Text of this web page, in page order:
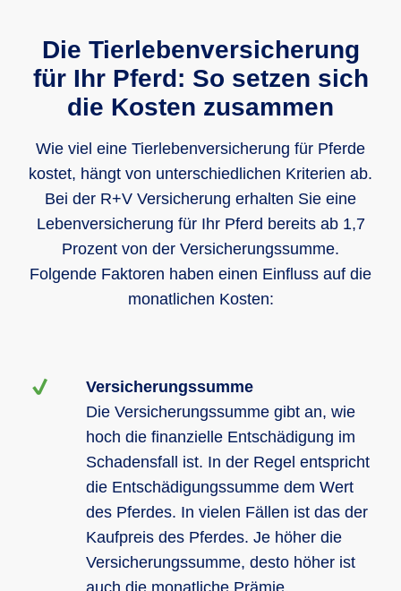
optional
infolge Unfall
optional
infolge Unfall
oder
Krankheit
Höchstaufnahmealter bei Einschluss
von Zusatzbausteinen
18 Jahre 13 Jahre
Selbstbehalt
0 % 0 % 20 %
Selbstbehalt
20 % 20 % 40 %
Geltungsbereich
Westeuropa
Die Tierlebenversicherung
für Ihr Pferd: So setzen sich
die Kosten zusammen
Wie viel eine Tierlebenversicherung für Pferde
kostet, hängt von unterschiedlichen Kriterien ab.
Bei der R+V Versicherung erhalten Sie eine
Lebenversicherung für Ihr Pferd bereits ab 1,7
Prozent von der Versicherungssumme.
Folgende Faktoren haben einen Einfluss auf die
monatlichen Kosten:
Versicherungssumme
Die Versicherungssumme gibt an, wie
hoch die finanzielle Entschädigung im
Schadensfall ist. In der Regel entspricht
die Entschädigungssumme dem Wert
des Pferdes. In vielen Fällen ist das der
Kaufpreis des Pferdes. Je höher die
Versicherungssumme, desto höher ist
auch die monatliche Prämie.